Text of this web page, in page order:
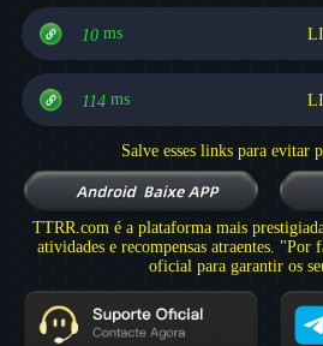
10 ms
114 ms
Salve esses links para evitar
TTRR.com é a plataforma mais
atividades e recompensas atraentes. "Por
oficial para garantir os